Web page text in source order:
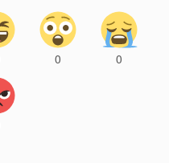
0 0